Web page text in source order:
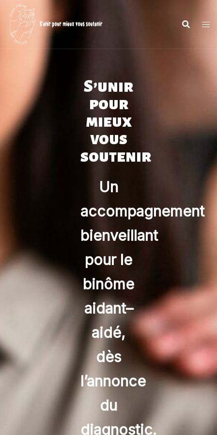
S’unir
pour
mieux
vous
soutenir
Un
accompagnement
bienveillant
pour le
binôme
aidant–
aidé,
dès
l’annonce
du
diagnostic.